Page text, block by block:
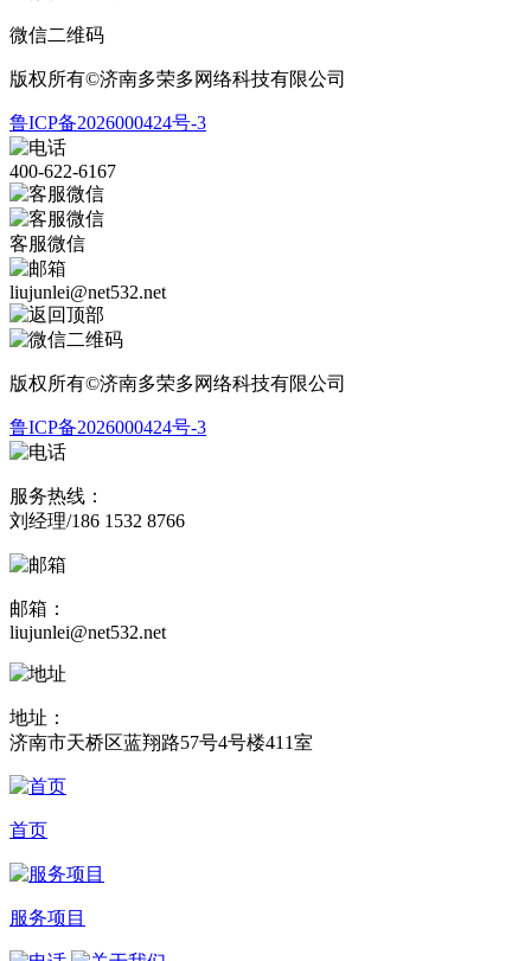
微信二维码
版权所有©济南多荣多网络科技有限公司
鲁ICP备2026000424号-3
400-622-6167
客服微信
liujunlei@net532.net
版权所有©济南多荣多网络科技有限公司
鲁ICP备2026000424号-3
服务热线：
刘经理/186 1532 8766
邮箱：
liujunlei@net532.net
地址：
济南市天桥区蓝翔路57号4号楼411室
首页
服务项目